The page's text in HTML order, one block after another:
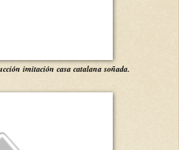
imitación casa catalana soñada.